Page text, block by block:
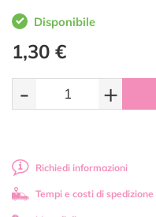
Disponibile
1,30 €
- +
Richiedi informazioni
Tempi e costi di spedizione